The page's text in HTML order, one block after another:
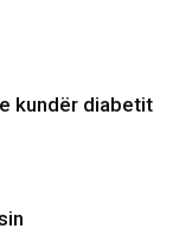
kundër diabetit